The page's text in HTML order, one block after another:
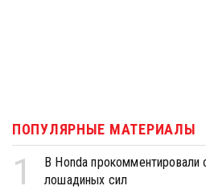
ПОПУЛЯРНЫЕ МАТЕРИАЛЫ
1
В Honda прокомментировали
лошадиных сил